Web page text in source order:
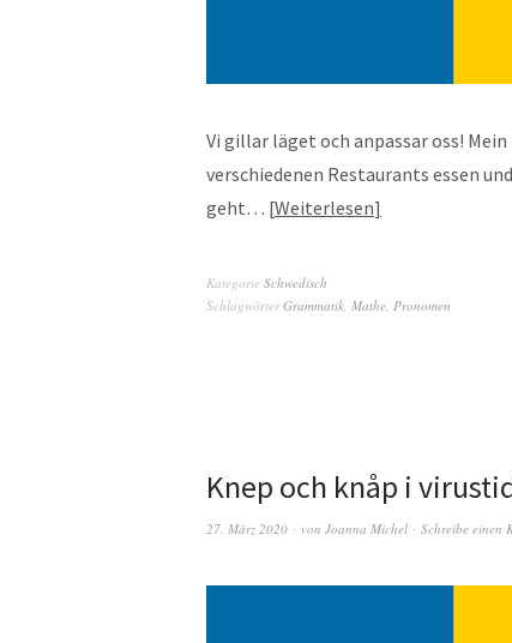
Vi gillar läget och anpassar oss!
verschiedenen Restaurants essen
geht… Weiterlesen
Kategorie Schwedisch
SchlagwörterGrammatik, Mathe, Pronomen
Knep och knåp i
27. März 2020 von Joanna Michel Schreibe einen